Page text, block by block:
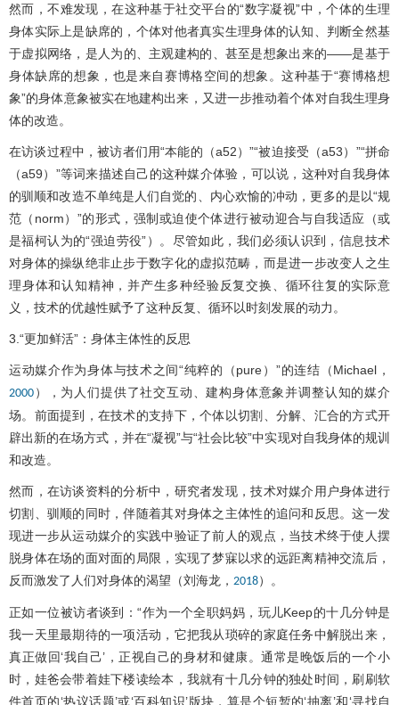
然而，不难发现，在这种基于社交平台的“数字凝视”中，个体的生理
身体实际上是缺席的，个体对他者真实生理身体的认知、判断全然基
于虚拟网络，是人为的、主观建构的、甚至是想象出来的——是基于
身体缺席的想象，也是来自赛博格空间的想象。这种基于“赛博格想
象”的身体意象被实在地建构出来，又进一步推动着个体对自我生理身
体的改造。
在访谈过程中，被访者们用“本能的（a52）”“被迫接受（a53）”“拼命
（a59）”等词来描述自己的这种媒介体验，可以说，这种对自我身体
的驯顺和改造不单纯是人们自觉的、内心欢愉的冲动，更多的是以“规
范（norm）”的形式，强制或迫使个体进行被动迎合与自我适应（或
是福柯认为的“强迫劳役”）。尽管如此，我们必须认识到，信息技术
对身体的操纵绝非止步于数字化的虚拟范畴，而是进一步改变人之生
理身体和认知精神，并产生多种经验反复交换、循环往复的实际意
义，技术的优越性赋予了这种反复、循环以时刻发展的动力。
3.“更加鲜活”：身体主体性的反思
运动媒介作为身体与技术之间“纯粹的（pure）”的连结（Michael，
2000 ），为人们提供了社交互动、建构身体意象并调整认知的媒介
场。前面提到，在技术的支持下，个体以切割、分解、汇合的方式开
辟出新的在场方式，并在“凝视”与“社会比较”中实现对自我身体的规训
和改造。
然而，在访谈资料的分析中，研究者发现，技术对媒介用户身体进行
切割、驯顺的同时，伴随着其对身体之主体性的追问和反思。这一发
现进一步从运动媒介的实践中验证了前人的观点，当技术终于使人摆
脱身体在场的面对面的局限，实现了梦寐以求的远距离精神交流后，
反而激发了人们对身体的渴望（刘海龙， 2018）。
正如一位被访者谈到：“作为一个全职妈妈，玩儿Keep的十几分钟是
我一天里最期待的一项活动，它把我从琐碎的家庭任务中解脱出来，
真正做回‘我自己’，正视自己的身材和健康。通常是晚饭后的一个小
时，娃爸会带着娃下楼读绘本，我就有十几分钟的独处时间，刷刷软
件首页的‘热议话题’或‘百科知识’版块，算是个短暂的‘抽离’和‘寻找自